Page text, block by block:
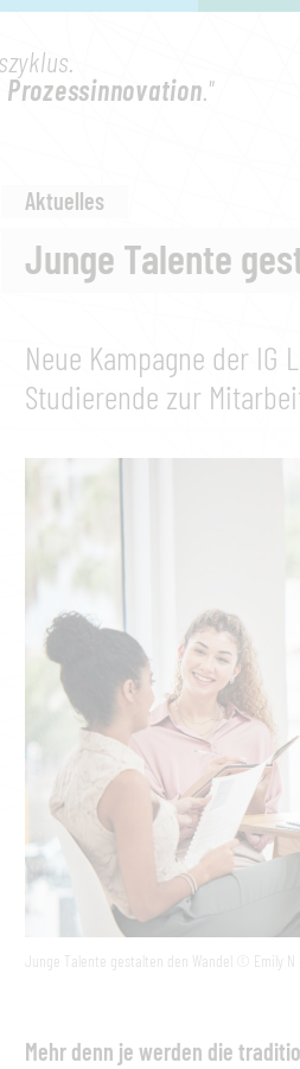
Prozessinnovation."
Aktuelles
Junge Talente
Neue Kampagne der
Studierende zur
Junge Talente gestalten den Wandel © Emily
Mehr denn je werden die